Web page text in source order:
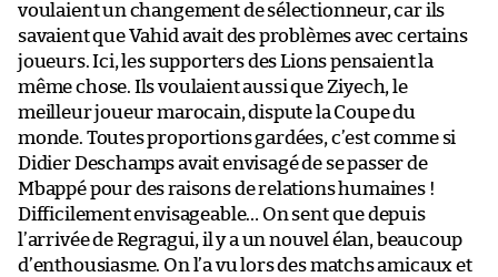
voulaient un changement de sélectionneur, car ils
savaient que Vahid avait des problèmes avec certains
joueurs. Ici, les supporters des Lions pensaient la
même chose. Ils voulaient aussi que Ziyech, le
meilleur joueur marocain, dispute la Coupe du
monde. Toutes proportions gardées, c’est comme si
Didier Deschamps avait envisagé de se passer de
Mbappé pour des raisons de relations humaines !
Difficilement envisageable… On sent que depuis
l’arrivée de Regragui, il y a un nouvel élan, beaucoup
d’enthousiasme. On l’a vu lors des matchs amicaux et